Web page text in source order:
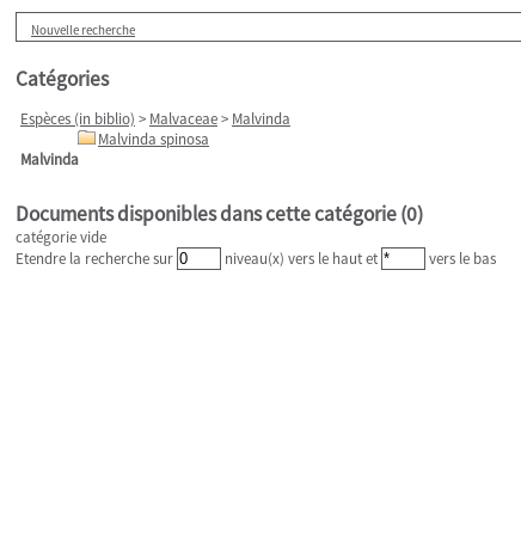
Nouvelle recherche
Catégories
Espèces (in biblio) > Malvaceae> Malvinda
Malvinda spinosa
Malvinda
Documents disponibles dans cette catégorie (0)
catégorie vide
Etendre la recherche sur
niveau(x) vers le haut et vers le bas